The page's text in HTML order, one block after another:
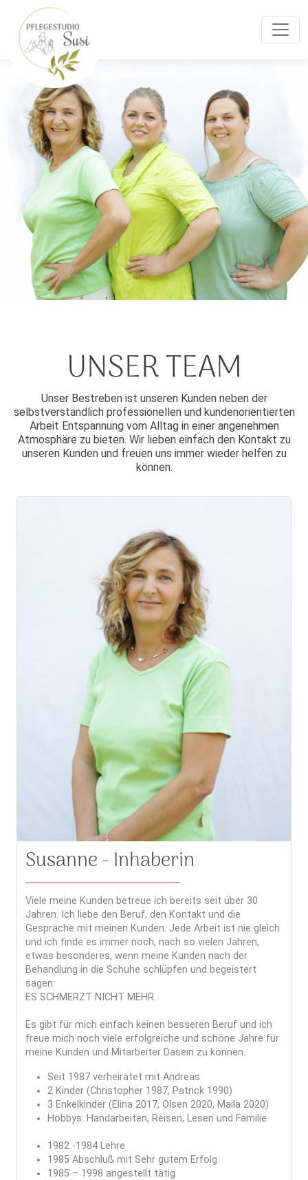
UNSER TEAM
Unser Bestreben ist unseren Kunden neben der
selbstverständlich professionellen und kundenorientierten
Arbeit Entspannung vom Alltag in einer angenehmen
Atmosphäre zu bieten. Wir lieben einfach den Kontakt zu
unseren Kunden und freuen uns immer wieder helfen zu
können.
Susanne - Inhaberin
Viele meine Kunden betreue ich bereits seit über 30
Jahren. Ich liebe den Beruf, den Kontakt und die
Gespräche mit meinen Kunden. Jede Arbeit ist nie gleich
und ich finde es immer noch, nach so vielen Jahren,
etwas besonderes, wenn meine Kunden nach der
Behandlung in die Schuhe schlüpfen und begeistert
sagen:
ES SCHMERZT NICHT MEHR.
Es gibt für mich einfach keinen besseren Beruf und ich
freue mich noch viele erfolgreiche und schöne Jahre für
meine Kunden und Mitarbeiter Dasein zu können.
Seit 1987 verheiratet mit Andreas
2 Kinder (Christopher 1987, Patrick 1990)
3 Enkelkinder (Elina 2017, Olsen 2020, Maila 2020)
Hobbys: Handarbeiten, Reisen, Lesen und Familie
1982 -1984 Lehre
1985 Abschluß mit Sehr gutem Erfolg
1985 – 1998 angestellt tätig